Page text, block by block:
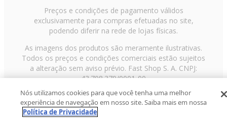
Preços e condições de pagamento válidos
exclusivamente para compras efetuadas no site,
podendo diferir na rede de lojas físicas.
As imagens dos produtos são meramente ilustrativas.
Todos os preços e condições comerciais estão sujeitos
a alteração sem aviso prévio. Fast Shop S. A. CNPJ:
43.708.379/0001-00
Avenida Zaki Narchi, nº 1650, sobreloja, Carandiru, São
Paulo/SP, CEP 02029-001, Telefone: 11 3003-3728 ©
2013 Fast Shop - Todos os direitos reservados
Nós utilizamos cookies para que você tenha uma melhor
experiência de navegação em nosso site. Saiba mais em nossa
Política de Privacidade